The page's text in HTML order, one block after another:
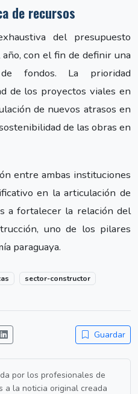
de recursos
del presupuesto
con el fin de definir una
fondos. La prioridad
de los proyectos viales en
de nuevos atrasos en
de las obras en
entre ambas instituciones
en la articulación de
a fortalecer la relación del
uno de los pilares
paraguaya.
sector-constructor
Guardar
por los profesionales de
a la noticia original creada